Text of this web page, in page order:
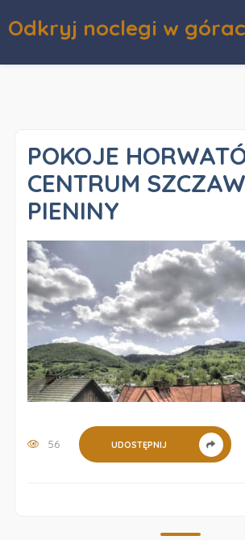
Odkryj noclegi w
POKOJE
CENTRUM
PIENINY
56 UDOSTĘPNIJ